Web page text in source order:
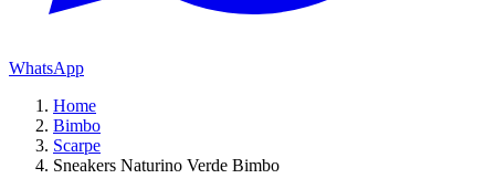
WhatsApp
Home
Bimbo
Scarpe
Sneakers Naturino Verde Bimbo